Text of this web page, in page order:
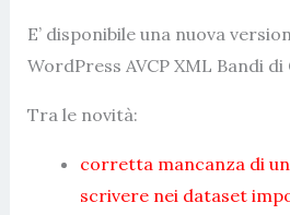
E’ disponibile una nuova
WordPress AVCP XML Bandi di
Tra le novità:
corretta mancanza di
scrivere nei dataset